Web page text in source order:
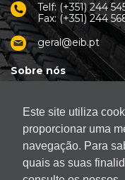
Este site utiliza
proporcionar uma
navegação. Para
quais as suas
Telf: (+351) 244
Fax: (+351) 244
geral@eib.pt
Sobre nós
Apoio ao Cliente